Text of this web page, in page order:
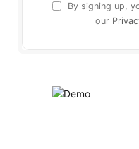
By signing up,
our